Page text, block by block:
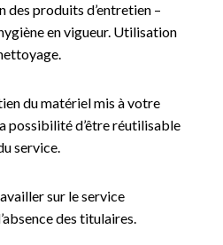
produits d’entretien –
en vigueur. Utilisation
du matériel mis à votre
possibilité d’être réutilisable
service.
sur le service
des titulaires.